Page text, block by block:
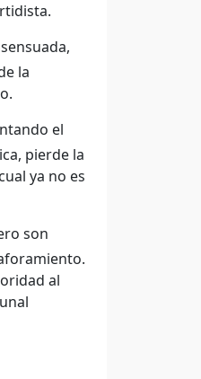
la
el
pierde la
ya no es
son
al